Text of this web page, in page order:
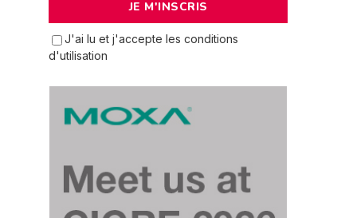
J'ai lu et j'accepte les conditions
d'utilisation